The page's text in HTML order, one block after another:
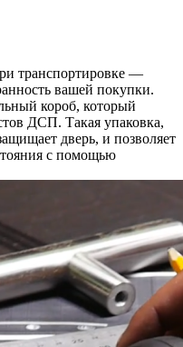
транспортировке —
вашей покупки.
короб, который
ДСП. Такая упаковка,
дверь, и позволяет
с помощью